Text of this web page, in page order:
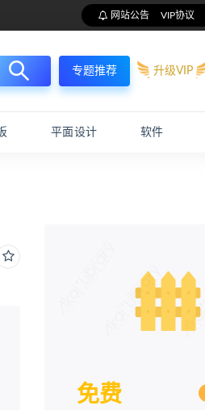
网站公告 VIP协议
专题推荐 升级VIP
平面设计 软件
免费